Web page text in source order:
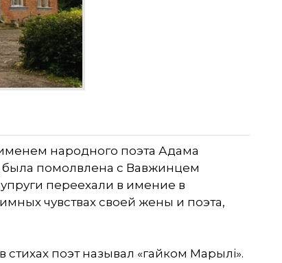
народного поэта Адама
помолвлена с Вавжинцем
переехали в имение в
чувствах своей жены и поэта,
поэт называл «гайком Марылi».